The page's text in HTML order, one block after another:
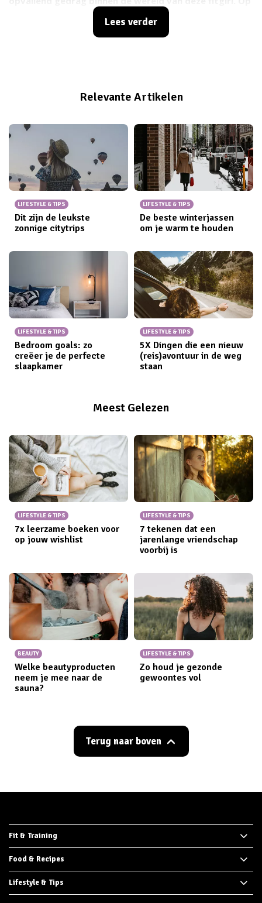
satirische wijze omschrijft hij zijn observaties en
eindigt elke brief met een vraag. Heb jij het
Lees verder
Relevante Artikelen
LIFESTYLE & TIPS
Dit zijn de leukste
zonnige citytrips
LIFESTYLE & TIPS
De beste winterjassen
om je warm te houden
LIFESTYLE & TIPS
Bedroom goals: zo
creëer je de perfecte
slaapkamer
LIFESTYLE & TIPS
5X Dingen die een nieuw
(reis)avontuur in de weg
staan
Meest Gelezen
LIFESTYLE & TIPS
7x leerzame boeken voor
op jouw wishlist
LIFESTYLE & TIPS
7 tekenen dat een
jarenlange vriendschap
voorbij is
BEAUTY
Welke beautyproducten
neem je mee naar de
sauna?
LIFESTYLE & TIPS
Zo houd je gezonde
gewoontes vol
Terug naar boven
Fit & Training
Food & Recipes
Lifestyle & Tips